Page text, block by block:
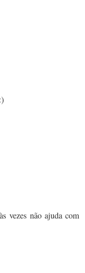
vezes não ajuda com